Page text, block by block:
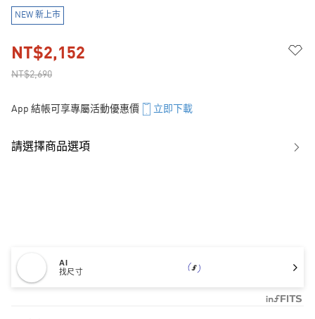
NEW 新上市
NT$2,690
NT$2,152
App 結帳可享專屬活動優惠價 立即下載
請選擇商品選項
AI
找尺寸